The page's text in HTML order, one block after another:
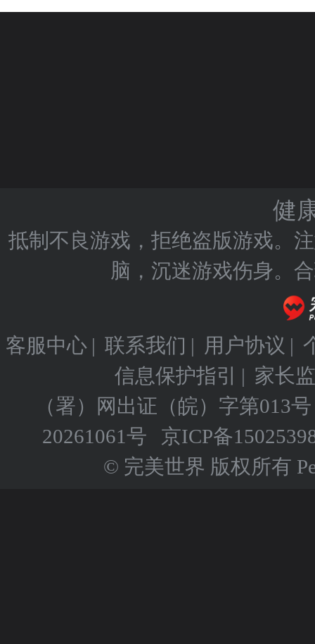
健
抵制不良游戏，拒绝盗版游戏。
脑，沉迷游戏伤身。
客服中心 | 联系我们 | 用户协议 |
信息保护指引
| 家长
（署）网出证（皖）字第013号
20261061号
京ICP备
© 完美世界 版权所有